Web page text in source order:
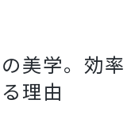
美学。効率
理由